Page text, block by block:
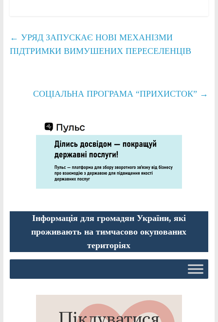
← УРЯД ЗАПУСКАЄ НОВІ МЕХАНІЗМИ
ПІДТРИМКИ ВИМУШЕНИХ ПЕРЕСЕЛЕНЦІВ
СОЦІАЛЬНА ПРОГРАМА “ПРИХИСТОК” →
Інформація для громадян України, які
проживають на тимчасово окупованих
територіях